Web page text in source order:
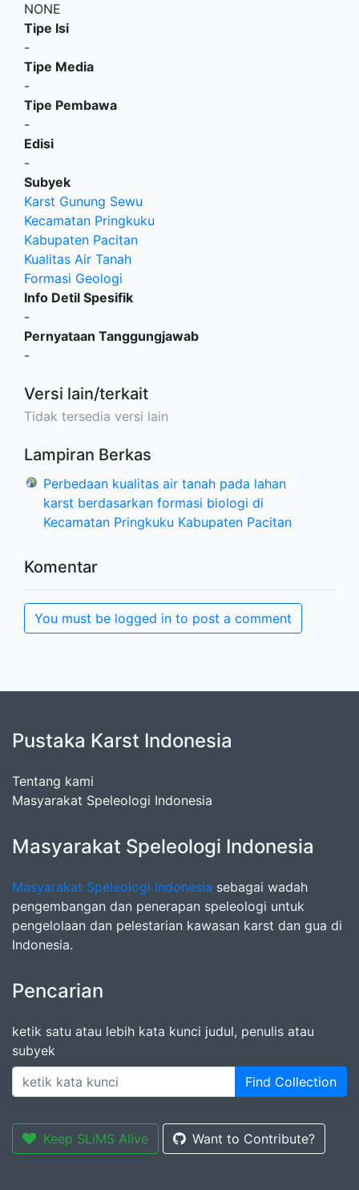
NONE
Tipe Isi
-
Tipe Media
-
Tipe Pembawa
-
Edisi
-
Subyek
Karst Gunung Sewu
Kecamatan Pringkuku
Kabupaten Pacitan
Kualitas Air Tanah
Formasi Geologi
Info Detil Spesifik
-
Pernyataan Tanggungjawab
-
Versi lain/terkait
Tidak tersedia versi lain
Lampiran Berkas
Perbedaan kualitas air tanah pada lahan
karst berdasarkan formasi biologi di
Kecamatan Pringkuku Kabupaten Pacitan
Komentar
You must be logged in to post a comment
Pustaka Karst Indonesia
Tentang kami
Masyarakat Speleologi Indonesia
Masyarakat Speleologi Indonesia
Masyarakat Speleologi Indonesia sebagai wadah
pengembangan dan penerapan speleologi untuk
pengelolaan dan pelestarian kawasan karst dan gua di
Indonesia.
Pencarian
ketik satu atau lebih kata kunci judul, penulis atau
subyek
Find Collection
Keep SLiMS Alive Want to Contribute?